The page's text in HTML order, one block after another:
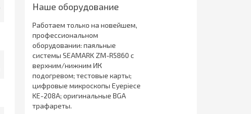
Наше оборудование
Работаем только на новейшем,
профессиональном
оборудовании: паяльные
системы SEAMARK ZM-R5860 с
верхним/нижним ИК
подогревом; тестовые карты;
цифровые микроскопы Eyepiece
KE-208A; оригинальные BGA
трафареты.